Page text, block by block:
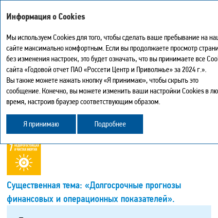
Версия для печати
Скачать PDF страницы
Центр загрузки
Карта сайта
История просмотра
Поделиться
Обратная связь
ОПЕРАЦИОННЫЕ (НЕФИНАНСОВЫЕ)
РЕЗУЛЬТАТЫ
Подробнее о разделе «Операционные (нефинансовые)
результаты»вPDF-версии.
Существенная тема: «Долгосрочные прогнозы
финансовых и операционных показателей».
Информация о Cookies
Мы используем Cookies для того, чтобы сделать ваше пребывание на
сайте максимально комфортным. Если вы продолжаете просмотр
без изменения настроек, это будет означать, что вы принимаете все
сайта «Годовой отчет ПАО «Россети Центр и Приволжье» за 2024 г.».
Вы также можете нажать кнопку «Я принимаю», чтобы скрыть это
сообщение. Конечно, вы можете изменить ваши настройки Cookies в
время, настроив браузер соответствующим образом.
Я принимаю Подробнее